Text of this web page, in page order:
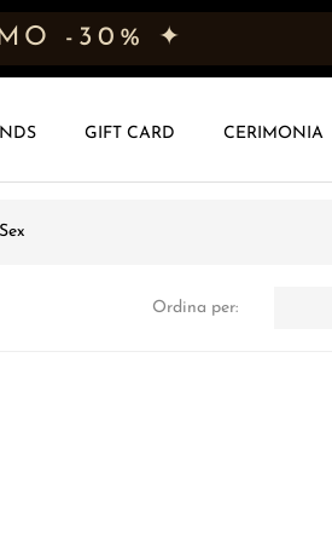
-30% ✦
GIFT CARD CERIMONIA
Ordina per: